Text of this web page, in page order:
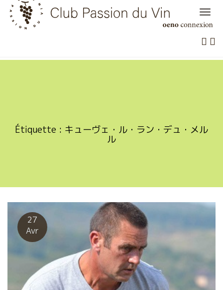
Skip
content
Étiquette : キューヴェ・ル・ラン・デュ・メル
ル
27
Avr